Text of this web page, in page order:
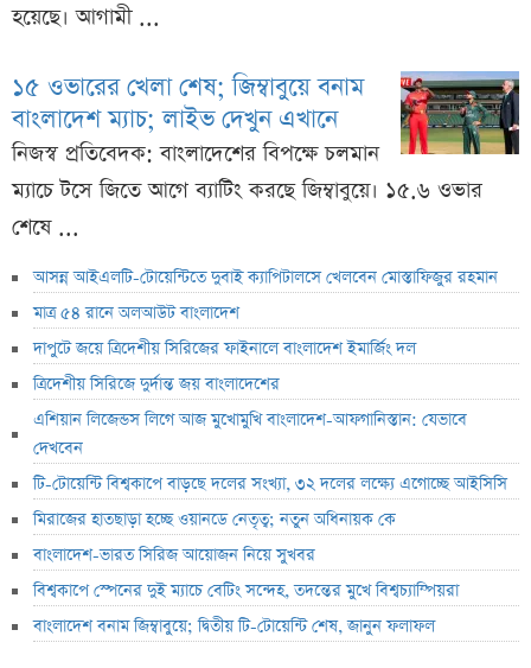
হয়েছে। আগামী ...
১৫ ওভারের খেলা শেষ; জিম্বাবুয়ে বনাম
বাংলাদেশ ম্যাচ; লাইভ দেখুন এখানে
নিজস্ব প্রতিবেদক: বাংলাদেশের বিপক্ষে চলমান
ম্যাচে টসে জিতে আগে ব্যাটিং করছে জিম্বাবুয়ে। ১৫.৬ ওভার
শেষে ...
আসন্ন আইএলটি-টোয়েন্টিতে দুবাই ক্যাপিটালসে খেলবেন মোস্তাফিজুর রহমান
মাত্র ৫৪ রানে অলআউট বাংলাদেশ
দাপুটে জয়ে ত্রিদেশীয় সিরিজের ফাইনালে বাংলাদেশ ইমার্জিং দল
ত্রিদেশীয় সিরিজে দুর্দান্ত জয় বাংলাদেশের
এশিয়ান লিজেন্ডস লিগে আজ মুখোমুখি বাংলাদেশ-আফগানিস্তান: যেভাবে
দেখবেন
টি-টোয়েন্টি বিশ্বকাপে বাড়ছে দলের সংখ্যা, ৩২ দলের লক্ষ্যে এগোচ্ছে আইসিসি
মিরাজের হাতছাড়া হচ্ছে ওয়ানডে নেতৃত্ব; নতুন অধিনায়ক কে
বাংলাদেশ-ভারত সিরিজ আয়োজন নিয়ে সুখবর
বিশ্বকাপে স্পেনের দুই ম্যাচে বেটিং সন্দেহ, তদন্তের মুখে বিশ্বচ্যাম্পিয়রা
বাংলাদেশ বনাম জিম্বাবুয়ে; দ্বিতীয় টি-টোয়েন্টি শেষ, জানুন ফলাফল